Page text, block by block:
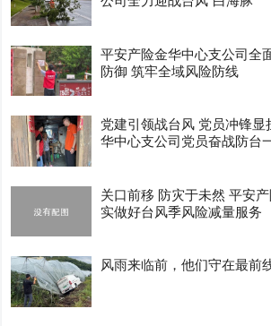
平安产险金华中心支公司全
防御 筑牢全域风险防线
党建引领战台风 党员冲锋
华中心支公司党员奋战防台
关口前移 防灾于未然 平安
实做好台风季风险减量服务
风雨来临前，他们守在最前